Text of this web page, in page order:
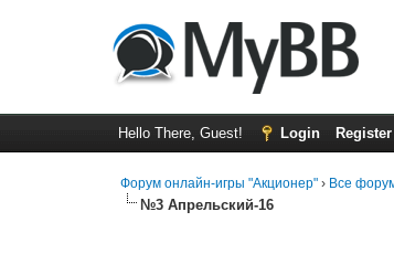
Hello There, Guest! Login Register
Форум онлайн-игры "Акционер" › Все
№3 Апрельский-16